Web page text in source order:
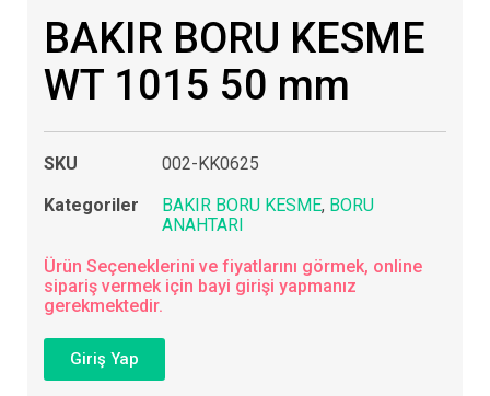
BAKIR BORU KESME
WT 1015 50 mm
SKU
002-KK0625
Kategoriler
BAKIR BORU KESME, BORU
ANAHTARI
Ürün Seçeneklerini ve fiyatlarını görmek, online
sipariş vermek için bayi girişi yapmanız
gerekmektedir.
Giriş Yap